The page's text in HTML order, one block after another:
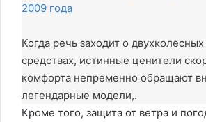
2009 года
Когда речь заходит о
средствах, истинные ценители
комфорта непременно обращают
легендарные модели,.
Кроме того, защита от ветра и